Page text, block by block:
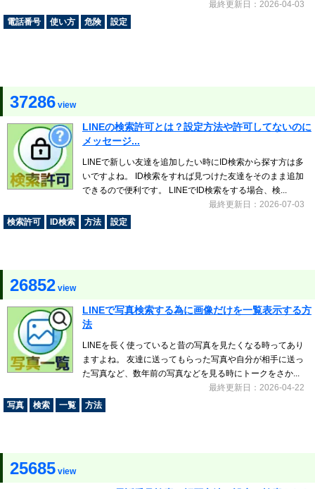
最終更新日：2026-04-03
電話番号
使い方 危険 設定
37286 view
LINEの検索許可とは？設定方法や許可してないのに
メッセージ...
LINEで新しい友達を追加したい時にID検索から探す方は多
いですよね。 ID検索をすれば見つけた友達をそのまま追加
できるので便利です。 LINEでID検索をする場合、検...
最終更新日：2026-07-03
検索許可
ID検索 方法 設定
26852 view
LINEで写真検索する為に画像だけを一覧表示する方
法
LINEを長く使っていると昔の写真を見たくなる時ってあり
ますよね。 友達に送ってもらった写真や自分が相手に送っ
た写真など、数年前の写真などを見る時にトークをさか...
最終更新日：2026-04-22
写真
検索 一覧 方法
25685 view